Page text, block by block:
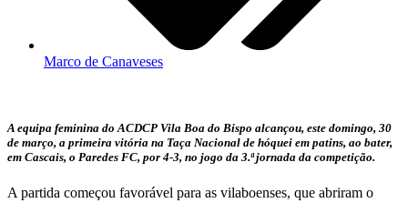
Marco de Canaveses
A equipa feminina do ACDCP Vila Boa do Bispo alcançou, este domingo, 30
de março, a primeira vitória na Taça Nacional de hóquei em patins, ao bater,
em Cascais, o Paredes FC, por 4-3, no jogo da 3.ª jornada da competição.
A partida começou favorável para as vilaboenses, que abriram o